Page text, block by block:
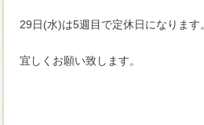
29日(水)は5週目で定休日になります。
宜しくお願い致します。